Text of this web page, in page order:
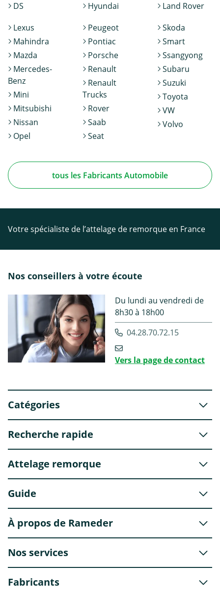
DS
Hyundai
Land Rover
Lexus
Mahindra
Mazda
Mercedes-
Benz
Mini
Mitsubishi
Nissan
Opel
Peugeot
Pontiac
Porsche
Renault
Renault
Trucks
Rover
Saab
Seat
Skoda
Smart
Ssangyong
Subaru
Suzuki
Toyota
VW
Volvo
tous les Fabricants Automobile
Votre spécialiste de l’attelage de remorque en France
Nos conseillers à votre écoute
Du lundi au vendredi de
8h30 à 18h00
04.28.70.72.15
Vers la page de contact
Catégories
Recherche rapide
Attelage remorque
Guide
À propos de Rameder
Nos services
Fabricants